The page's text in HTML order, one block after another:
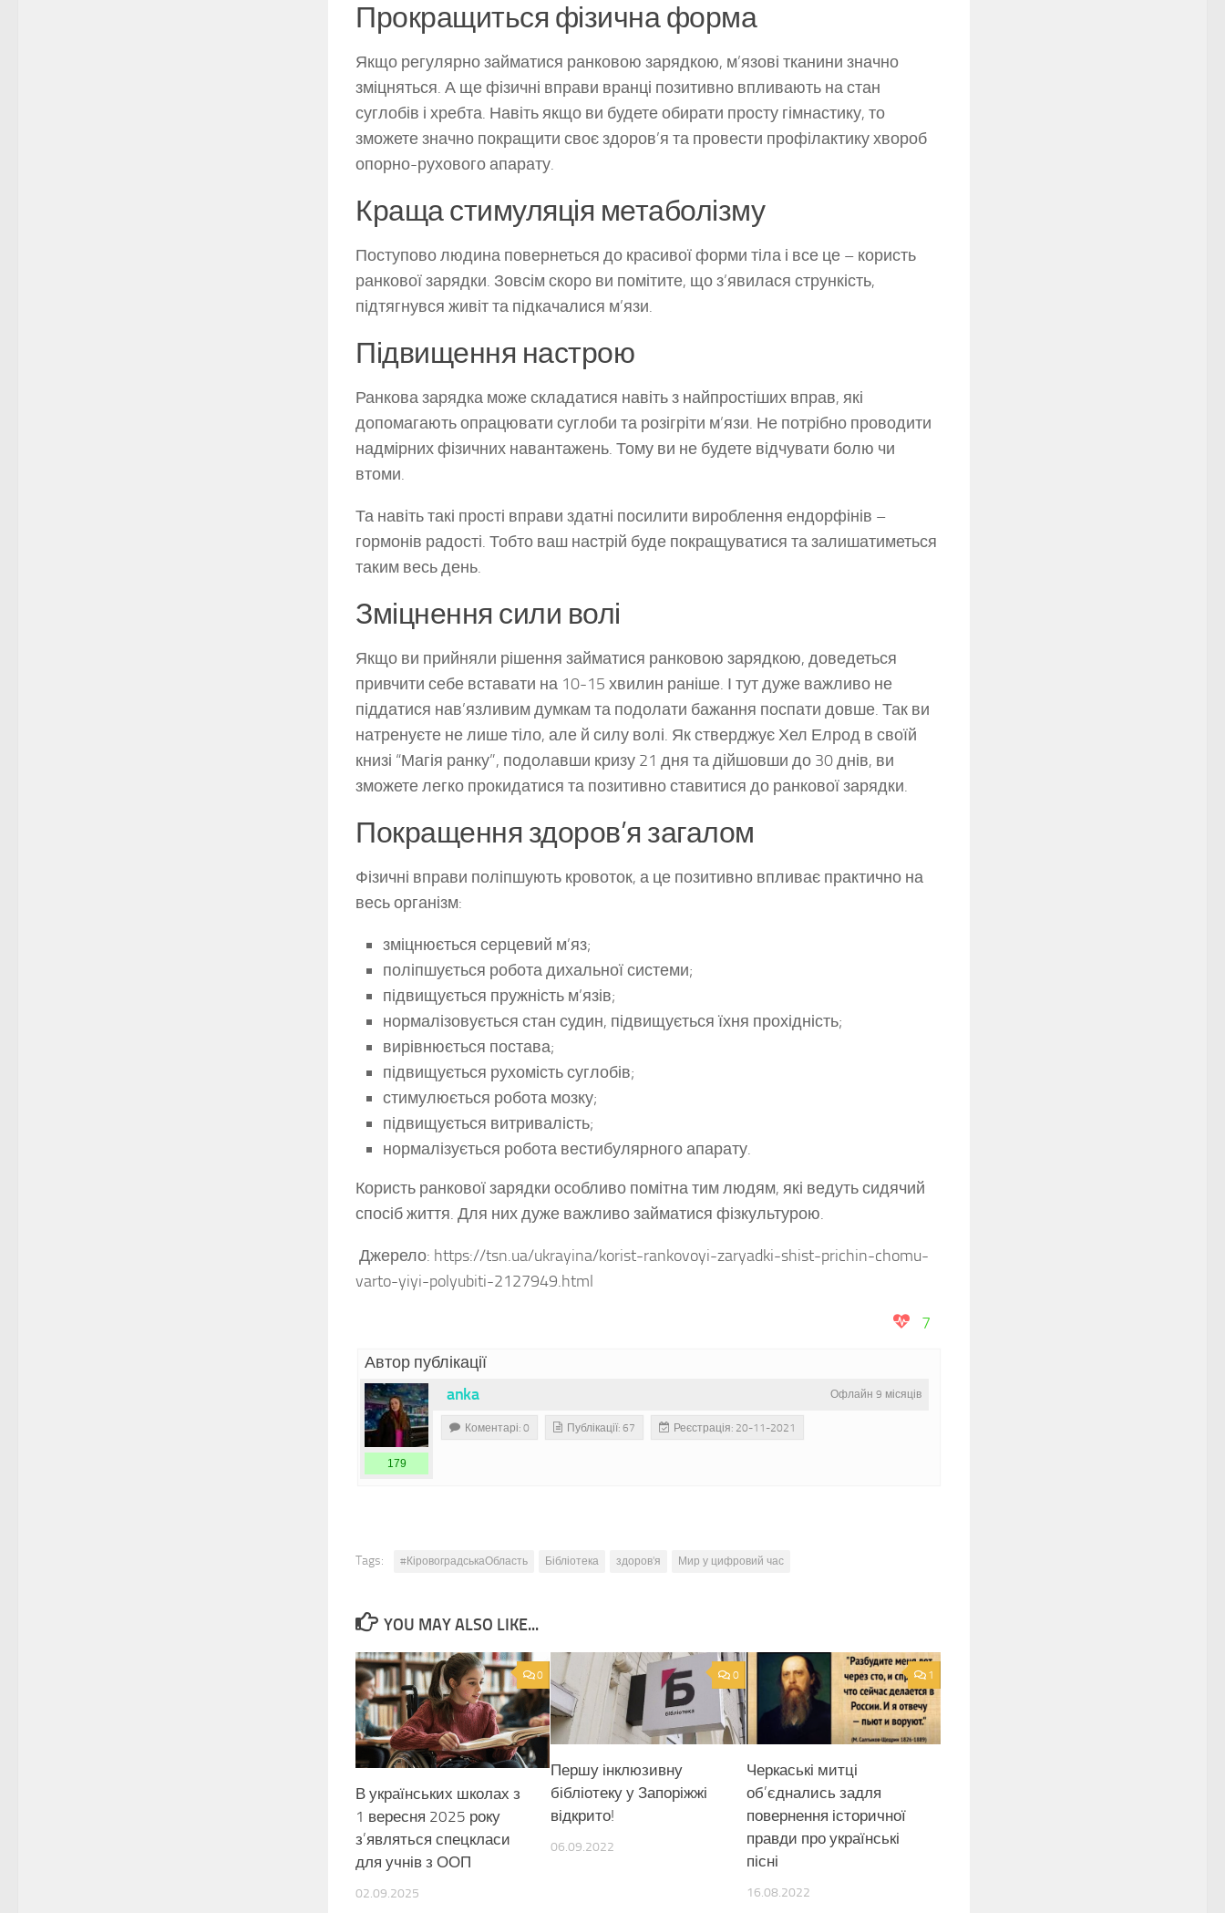
Прокращиться фізична форма
Якщо регулярно займатися ранковою зарядкою, м’язові тканини значно
зміцняться. А ще фізичні вправи вранці позитивно впливають на стан
суглобів і хребта. Навіть якщо ви будете обирати просту гімнастику, то
зможете значно покращити своє здоров’я та провести профілактику хвороб
опорно-рухового апарату.
Краща стимуляція метаболізму
Поступово людина повернеться до красивої форми тіла і все це – користь
ранкової зарядки. Зовсім скоро ви помітите, що з’явилася стрункість,
підтягнувся живіт та підкачалися м’язи.
Підвищення настрою
Ранкова зарядка може складатися навіть з найпростіших вправ, які
допомагають опрацювати суглоби та розігріти м’язи. Не потрібно проводити
надмірних фізичних навантажень. Тому ви не будете відчувати болю чи
втоми.
Та навіть такі прості вправи здатні посилити вироблення ендорфінів –
гормонів радості. Тобто ваш настрій буде покращуватися та залишатиметься
таким весь день.
Зміцнення сили волі
Якщо ви прийняли рішення займатися ранковою зарядкою, доведеться
привчити себе вставати на 10-15 хвилин раніше. І тут дуже важливо не
піддатися нав’язливим думкам та подолати бажання поспати довше. Так ви
натренуєте не лише тіло, але й силу волі. Як стверджує Хел Елрод в своїй
книзі “Магія ранку”, подолавши кризу 21 дня та дійшовши до 30 днів, ви
зможете легко прокидатися та позитивно ставитися до ранкової зарядки.
Покращення здоров’я загалом
Фізичні вправи поліпшують кровоток, а це позитивно впливає практично на
весь організм:
зміцнюється серцевий м’яз;
поліпшується робота дихальної системи;
підвищується пружність м’язів;
нормалізовується стан судин, підвищується їхня прохідність;
вирівнюється постава;
підвищується рухомість суглобів;
стимулюється робота мозку;
підвищується витривалість;
нормалізується робота вестибулярного апарату.
Користь ранкової зарядки особливо помітна тим людям, які ведуть сидячий
спосіб життя. Для них дуже важливо займатися фізкультурою.
Джерело: https://tsn.ua/ukrayina/korist-rankovoyi-zaryadki-shist-prichin-chomu-
varto-yiyi-polyubiti-2127949.html
7
Автор публікації
Офлайн 9 місяців
anka
179
Коментарі: 0 Публікації: 67 Реєстрація: 20-11-2021
Tags: #КіровоградськаОбласть Бібліотека здоров'я Мир у цифровий час
YOU MAY ALSO LIKE...
0
В українських школах з
1 вересня 2025 року
з’являться спецкласи
для учнів з ООП
02.09.2025
0
Першу інклюзивну
бібліотеку у Запоріжжі
відкрито!
06.09.2022
1
Черкаські митці
об’єднались задля
повернення історичної
правди про українські
пісні
16.08.2022